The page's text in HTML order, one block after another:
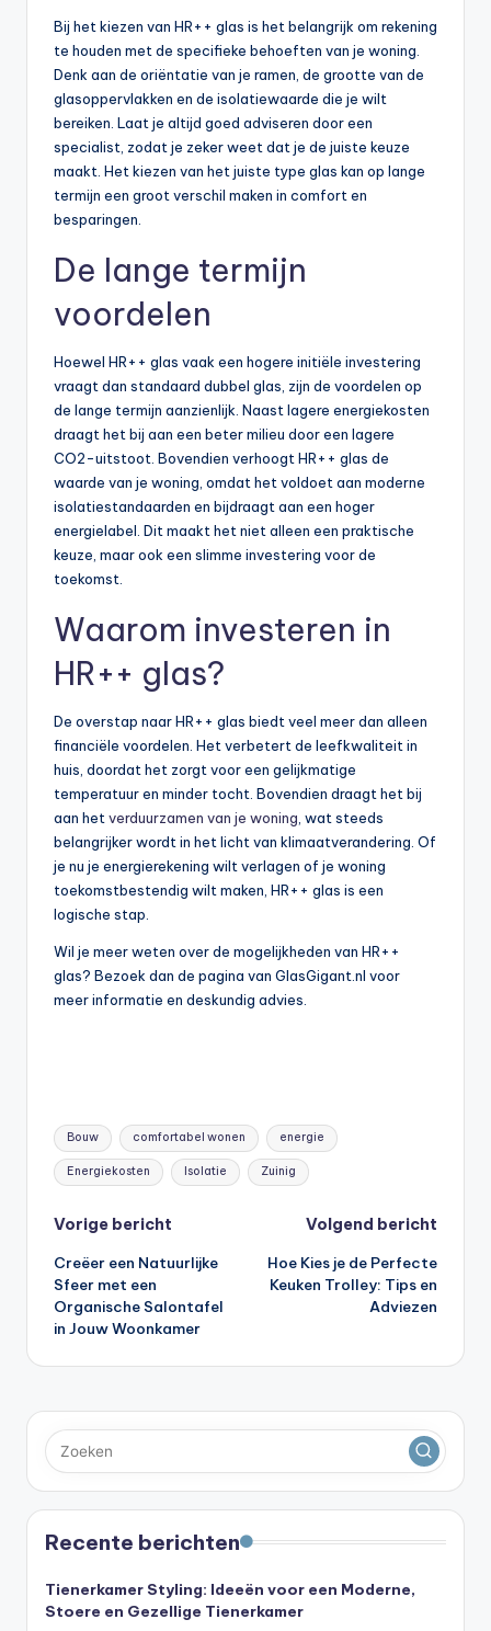
Bij het kiezen van HR++ glas is het belangrijk om rekening
te houden met de specifieke behoeften van je woning.
Denk aan de oriëntatie van je ramen, de grootte van de
glasoppervlakken en de isolatiewaarde die je wilt
bereiken. Laat je altijd goed adviseren door een
specialist, zodat je zeker weet dat je de juiste keuze
maakt. Het kiezen van het juiste type glas kan op lange
termijn een groot verschil maken in comfort en
besparingen.
De lange termijn
voordelen
Hoewel HR++ glas vaak een hogere initiële investering
vraagt dan standaard dubbel glas, zijn de voordelen op
de lange termijn aanzienlijk. Naast lagere energiekosten
draagt het bij aan een beter milieu door een lagere
CO2-uitstoot. Bovendien verhoogt HR++ glas de
waarde van je woning, omdat het voldoet aan moderne
isolatiestandaarden en bijdraagt aan een hoger
energielabel. Dit maakt het niet alleen een praktische
keuze, maar ook een slimme investering voor de
toekomst.
Waarom investeren in
HR++ glas?
De overstap naar HR++ glas biedt veel meer dan alleen
financiële voordelen. Het verbetert de leefkwaliteit in
huis, doordat het zorgt voor een gelijkmatige
temperatuur en minder tocht. Bovendien draagt het bij
aan hetverduurzamen van je woning, wat steeds
belangrijker wordt in het licht van klimaatverandering. Of
je nu je energierekening wilt verlagen of je woning
toekomstbestendig wilt maken, HR++ glas is een
logische stap.
Wil je meer weten over de mogelijkheden van HR++
glas? Bezoek dan de pagina van GlasGigant.nl voor
meer informatie en deskundig advies.
Tags:
Bouw comfortabel wonen energie
Energiekosten Isolatie Zuinig
Bericht
navigatie
Vorige bericht
Creëer een Natuurlijke
Sfeer met een
Organische Salontafel
in Jouw Woonkamer
Volgend bericht
Hoe Kies je de Perfecte
Keuken Trolley: Tips en
Adviezen
Recente berichten
Tienerkamer Styling: Ideeën voor een Moderne,
Stoere en Gezellige Tienerkamer